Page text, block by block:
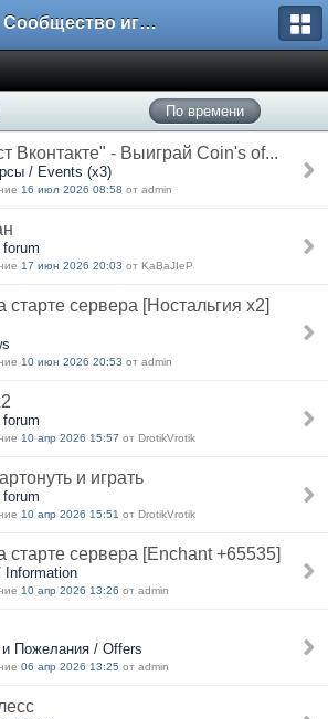
Сообщество игроков L2BesT.Org
По времени
Вконтакте" - Выиграй Coin's of...
/ Events (x3)
16 июл 2026 08:58 от admin
17 июн 2026 20:03 от KaBaJIeP
сервера [Ностальгия х2]
10 июн 2026 20:53 от admin
10 апр 2026 15:57 от DrotikVrotik
и играть
10 апр 2026 15:51 от DrotikVrotik
старте сервера [Enchant +65535]
10 апр 2026 13:26 от admin
Пожелания / Offers
06 апр 2026 13:25 от admin